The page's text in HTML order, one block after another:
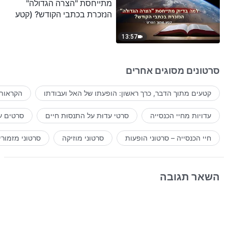
13:57
מתייחסת "הצרה הגדולה"
הנזכרת בכתבי הקודש? (קטע
סרטונים מסוגים אחרים
קטעים מתוך הדבר, כרך ראשון: הופעתו של האל ועבודתו
עדויות מחיי הכנסייה סרטי עדוּת על התנסוּת חיים סרטים
חיי הכנסייה – סרטוני הופעות סרטוני מוזיקה סרטוני
השאר תגובה